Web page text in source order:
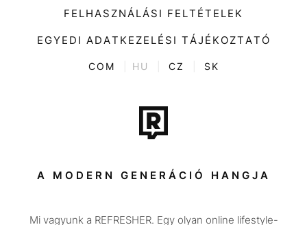
Divat
Kultúra
ENTR
Tech-Tudomány
Sport
Társadalom
FELHASZNÁLÁSI FELTÉTELEK
EGYEDI ADATKEZELÉSI TÁJÉKOZTATÓ
COM HU CZ SK
A MODERN GENERÁCIÓ HANGJA
Mi vagyunk a REFRESHER. Egy olyan online lifestyle-